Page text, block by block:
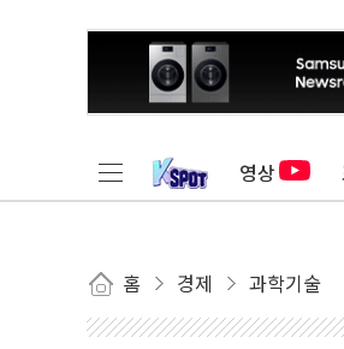
영상
홈 경제 과학기술